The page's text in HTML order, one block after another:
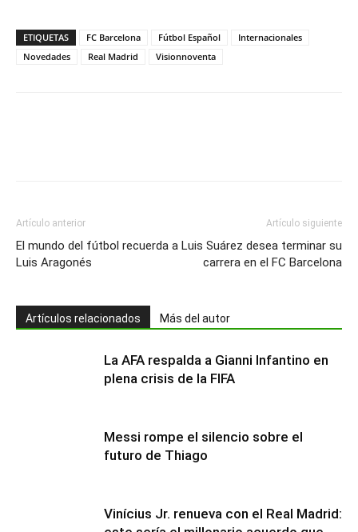
ETIQUETAS FC Barcelona Fútbol Español
Internacionales
Novedades
Real Madrid Visionnoventa
Artículo anterior
El mundo del fútbol recuerda a
Luis Aragonés
Artículo siguiente
Luis Suárez desea terminar su
carrera en el FC Barcelona
Artículos relacionados Más del autor
La AFA respalda a Gianni Infantino en
plena crisis de la FIFA
Messi rompe el silencio sobre el
futuro de Thiago
Vinícius Jr. renueva con el Real Madrid: